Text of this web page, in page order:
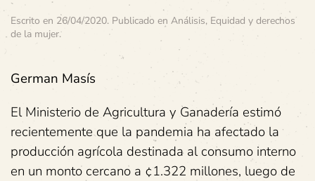
Escrito en 26/04/2020. Publicado en Análisis, Equidad y derechos
de la mujer.
German Masís
El Ministerio de Agricultura y Ganadería estimó
recientemente que la pandemia ha afectado la
producción agrícola destinada al consumo interno
en un monto cercano a ¢1.322 millones, luego de